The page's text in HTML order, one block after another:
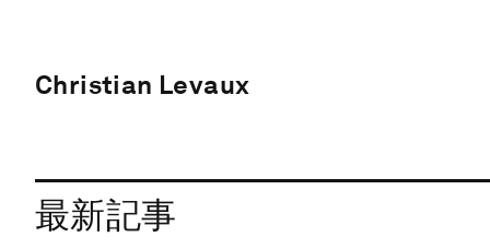
Christian Levaux
最新記事